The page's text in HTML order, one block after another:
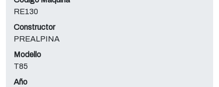
RE130
Constructor
PREALPINA
Modello
T85
Año